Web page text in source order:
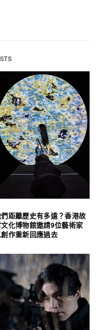
距離歷史有多遠？香港故
化博物館邀請9位藝術家
作重新回應過去